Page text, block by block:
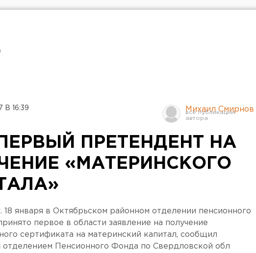
В 16:39 Михаил Смирнов
ПРЕТЕНДЕНТ НА
«МАТЕРИНСКОГО
18 января в Октябрьском районном отделении пенсионного
первое в области заявление на получение
сертификата на материнский капитал, сообщил
Пенсионного Фонда по Свердловской обл